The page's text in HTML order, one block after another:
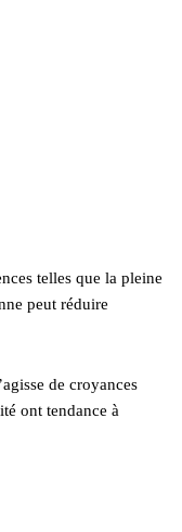
telles que la pleine
peut réduire
de croyances
ont tendance à